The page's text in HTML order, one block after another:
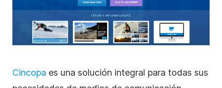
Cincopa es una solución integral para todas sus